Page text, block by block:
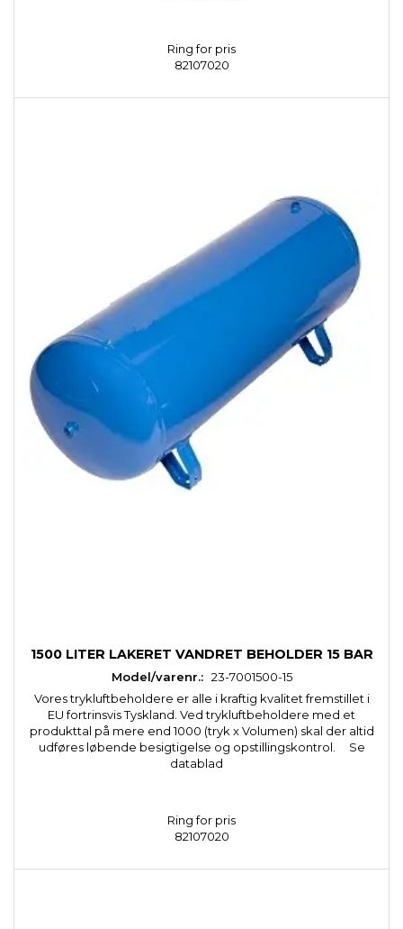
Ring for pris
82107020
1500 LITER LAKERET VANDRET BEHOLDER 15 BAR
Model/varenr.: 23-7001500-15
Vores trykluftbeholdere er alle i kraftig kvalitet fremstillet i
EU fortrinsvis Tyskland. Ved trykluftbeholdere med et
produkttal på mere end 1000 (tryk x Volumen) skal der altid
udføres løbende besigtigelse og opstillingskontrol. Se
datablad
Ring for pris
82107020